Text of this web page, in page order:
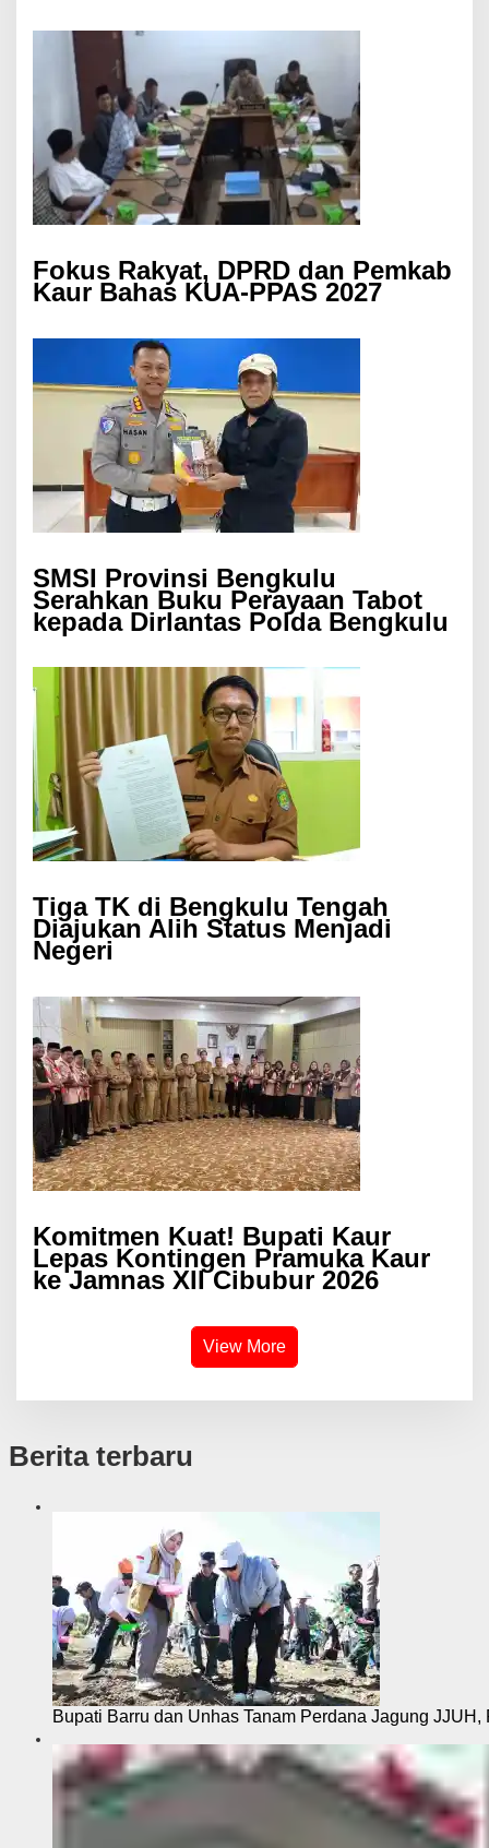
Fokus Rakyat, DPRD dan Pemkab
Kaur Bahas KUA-PPAS 2027
SMSI Provinsi Bengkulu
Serahkan Buku Perayaan Tabot
kepada Dirlantas Polda Bengkulu
Tiga TK di Bengkulu Tengah
Diajukan Alih Status Menjadi
Negeri
Komitmen Kuat! Bupati Kaur
Lepas Kontingen Pramuka Kaur
ke Jamnas XII Cibubur 2026
View More
Berita terbaru
Bupati Barru dan Unhas Tanam Perdana Jagung